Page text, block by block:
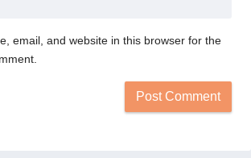
email, and website in this browser for the